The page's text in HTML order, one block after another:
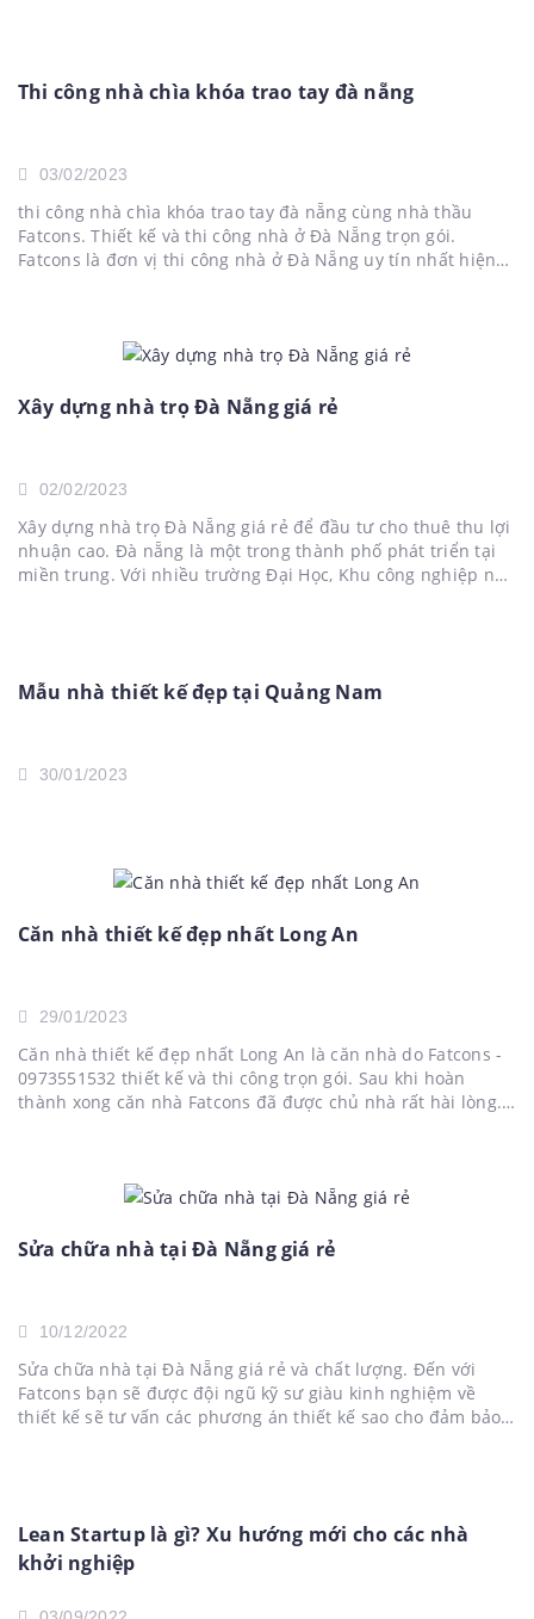
Thi công nhà chìa khóa trao tay đà nẵng
03/02/2023
thi công nhà chìa khóa trao tay đà nẵng cùng nhà thầu
Fatcons. Thiết kế và thi công nhà ở Đà Nẵng trọn gói.
Fatcons là đơn vị thi công nhà ở Đà Nẵng uy tín nhất hiện
Xây dựng nhà trọ Đà Nẵng giá rẻ
02/02/2023
Xây dựng nhà trọ Đà Nẵng giá rẻ để đầu tư cho thuê thu lợi
nhuận cao. Đà nẵng là một trong thành phố phát triển tại
miền trung. Với nhiều trường Đại Học, Khu công nghiệp nên
Mẫu nhà thiết kế đẹp tại Quảng Nam
30/01/2023
Căn nhà thiết kế đẹp nhất Long An
29/01/2023
Căn nhà thiết kế đẹp nhất Long An là căn nhà do Fatcons -
0973551532 thiết kế và thi công trọn gói. Sau khi hoàn
thành xong căn nhà Fatcons đã được chủ nhà rất hài lòng.
Sửa chữa nhà tại Đà Nẵng giá rẻ
10/12/2022
Sửa chữa nhà tại Đà Nẵng giá rẻ và chất lượng. Đến với
Fatcons bạn sẽ được đội ngũ kỹ sư giàu kinh nghiệm về
thiết kế sẽ tư vấn các phương án thiết kế sao cho đảm bảo
Lean Startup là gì? Xu hướng mới cho các nhà
khởi nghiệp